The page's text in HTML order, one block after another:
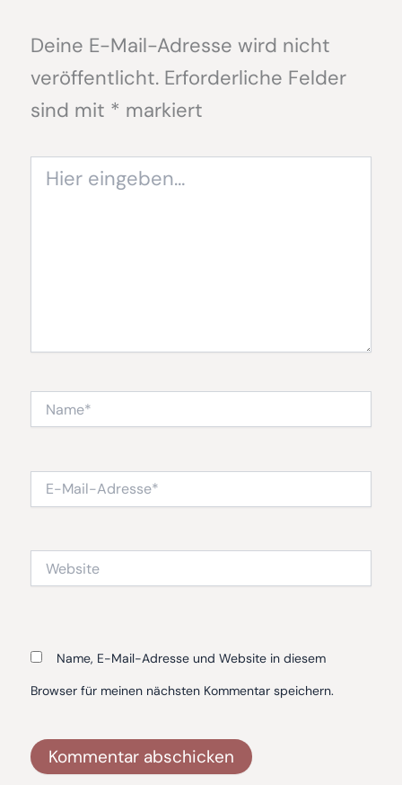
Deine E-Mail-Adresse wird nicht
veröffentlicht. Erforderliche Felder
sind mit * markiert
eingeben…
Mail-
Name, E-Mail-Adresse und Website in diesem
Browser für meinen nächsten Kommentar speichern.